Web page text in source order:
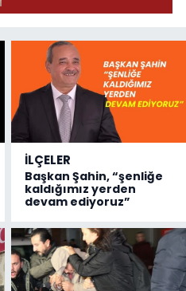
İLÇELER
Başkan Şahin, “şenliğe
kaldığımız yerden
devam ediyoruz”